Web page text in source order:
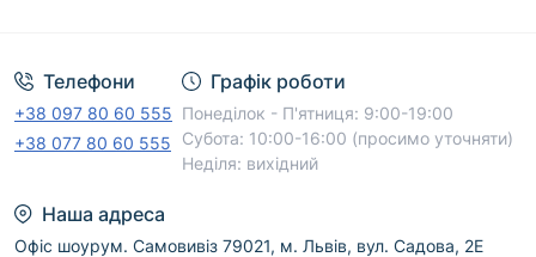
Телефони
+38 097 80 60 555
+38 077 80 60 555
Графік роботи
Понеділок - П'ятниця: 9:00-19:00
Субота: 10:00-16:00 (просимо уточняти)
Неділя: вихідний
Наша адреса
Офіс шоурум. Самовивіз 79021, м. Львів, вул. Садова, 2Е